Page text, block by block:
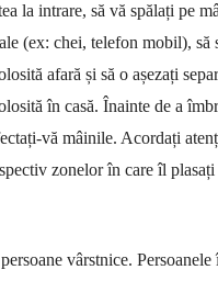
la intrare, să vă spălați pe
(ex: chei, telefon mobil), să
afară și să o așezați
în casă. Înainte de a
vă mâinile. Acordați
zonelor în care îl
vârstnice. Persoanele